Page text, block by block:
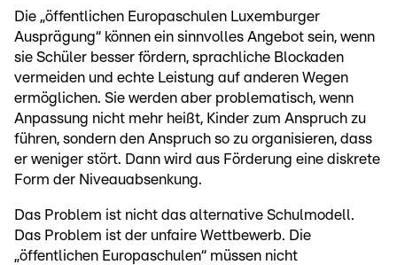
Die „öffentlichen Europaschulen Luxemburger
Ausprägung“ können ein sinnvolles Angebot sein, wenn
sie Schüler besser fördern, sprachliche Blockaden
vermeiden und echte Leistung auf anderen Wegen
ermöglichen. Sie werden aber problematisch, wenn
Anpassung nicht mehr heißt, Kinder zum Anspruch zu
führen, sondern den Anspruch so zu organisieren, dass
er weniger stört. Dann wird aus Förderung eine diskrete
Form der Niveauabsenkung.
Das Problem ist nicht das alternative Schulmodell.
Das Problem ist der unfaire Wettbewerb. Die
„öffentlichen Europaschulen“ müssen nicht